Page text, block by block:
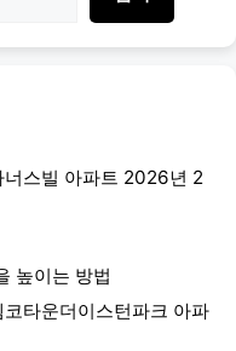
너스빌 아파트 2026년 2
높이는 방법
타운더이스턴파크 아파